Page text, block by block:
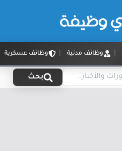
وظائف مدنية وظائف عسكرية
بحث